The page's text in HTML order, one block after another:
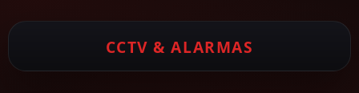
CCTV & ALARMAS